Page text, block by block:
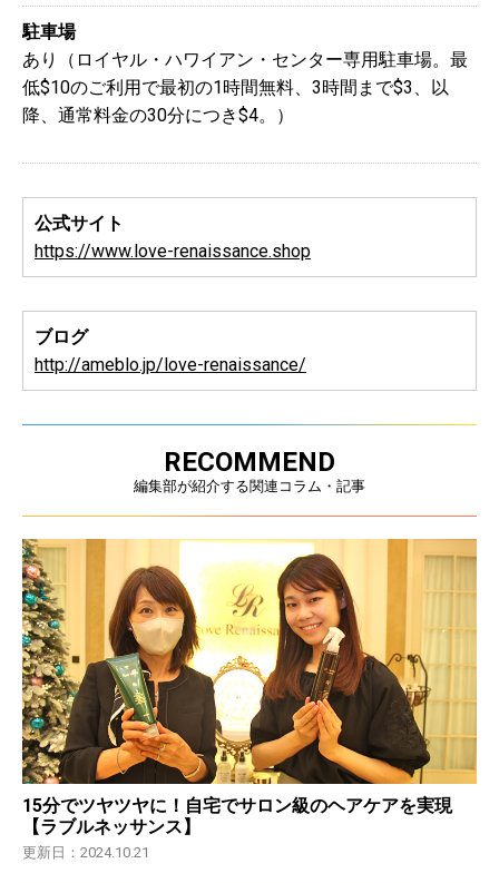
駐車場
あり（ロイヤル・ハワイアン・センター専用駐車場。最
低$10のご利用で最初の1時間無料、3時間まで$3、以
降、通常料金の30分につき$4。）
公式サイト
https://www.love-renaissance.shop
ブログ
http://ameblo.jp/love-renaissance/
RECOMMEND
編集部が紹介する関連コラム・記事
15分でツヤツヤに！自宅でサロン級のヘアケアを実現
【ラブルネッサンス】
更新日：2024.10.21